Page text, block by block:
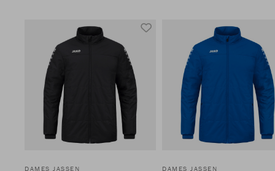
DAMES JASSEN DAMES JASSEN